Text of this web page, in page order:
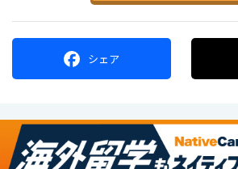
シェア